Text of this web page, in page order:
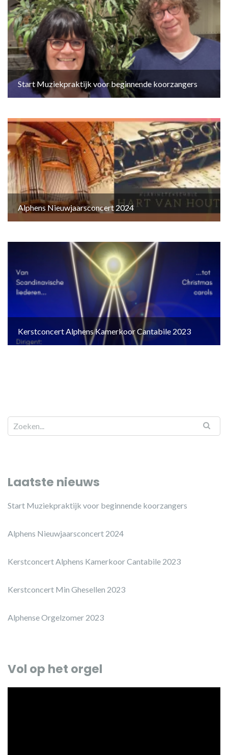
Start Muziekpraktijk voor beginnende koorzangers
Alphens Nieuwjaarsconcert 2024
Kerstconcert Alphens Kamerkoor Cantabile 2023
Laatste nieuws
Start Muziekpraktijk voor beginnende koorzangers
Alphens Nieuwjaarsconcert 2024
Kerstconcert Alphens Kamerkoor Cantabile 2023
Kerstconcert Min Ghesellen 2023
Alphense Orgelzomer 2023
Vol op het orgel